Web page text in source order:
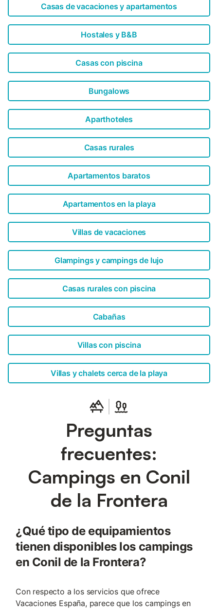
Casas de vacaciones y apartamentos
Hostales y B&B
Casas con piscina
Bungalows
Aparthoteles
Casas rurales
Apartamentos baratos
Apartamentos en la playa
Villas de vacaciones
Glampings y campings de lujo
Casas rurales con piscina
Cabañas
Villas con piscina
Villas y chalets cerca de la playa
Preguntas
frecuentes:
Campings en Conil
de la Frontera
¿Qué tipo de equipamientos
tienen disponibles los campings
en Conil de la Frontera?
Con respecto a los servicios que ofrece
Vacaciones España, parece que los campings en